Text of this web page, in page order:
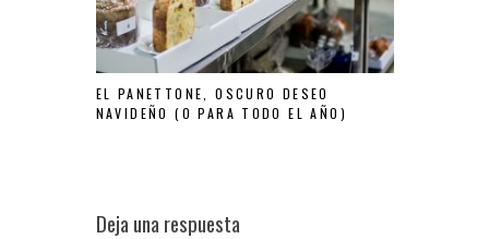
EL PANETTONE, OSCURO DESEO
NAVIDEÑO (O PARA TODO EL AÑO)
Deja una respuesta